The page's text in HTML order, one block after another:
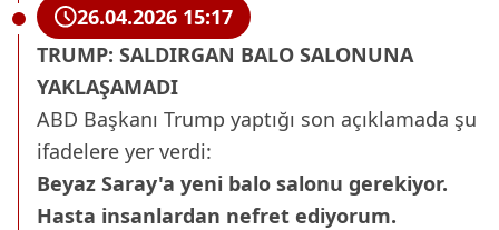
26.04.2026 15:17
TRUMP: SALDIRGAN BALO SALONUNA
YAKLAŞAMADI
ABD Başkanı Trump yaptığı son açıklamada şu
ifadelere yer verdi:
Beyaz Saray'a yeni balo salonu gerekiyor.
Hasta insanlardan nefret ediyorum.